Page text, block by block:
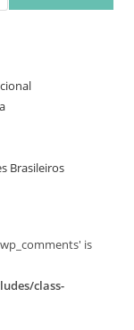
Brasileiros
is
class-